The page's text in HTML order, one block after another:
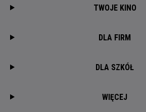
TWOJE KINO
DLA FIRM
DLA SZKÓŁ
WIĘCEJ